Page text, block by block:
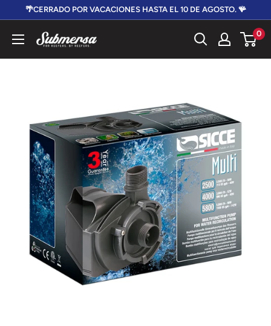
contenido
🌴CERRADO POR VACACIONES HASTA EL 10 DE AGOSTO. 🪸
Submersa 0